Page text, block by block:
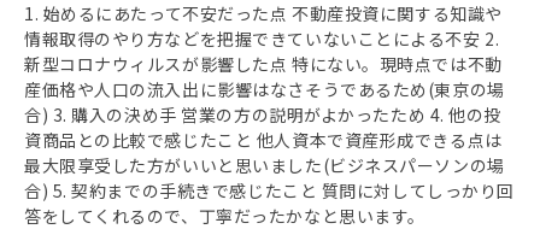
1. 始めるにあたって不安だった点 不動産投資に関する知識や
情報取得のやり方などを把握できていないことによる不安 2.
新型コロナウィルスが影響した点 特にない。現時点では不動
産価格や人口の流入出に影響はなさそうであるため(東京の場
合) 3. 購入の決め手 営業の方の説明がよかったため 4. 他の投
資商品との比較で感じたこと 他人資本で資産形成できる点は
最大限享受した方がいいと思いました(ビジネスパーソンの場
合) 5. 契約までの手続きで感じたこと 質問に対してしっかり回
答をしてくれるので、丁寧だったかなと思います。